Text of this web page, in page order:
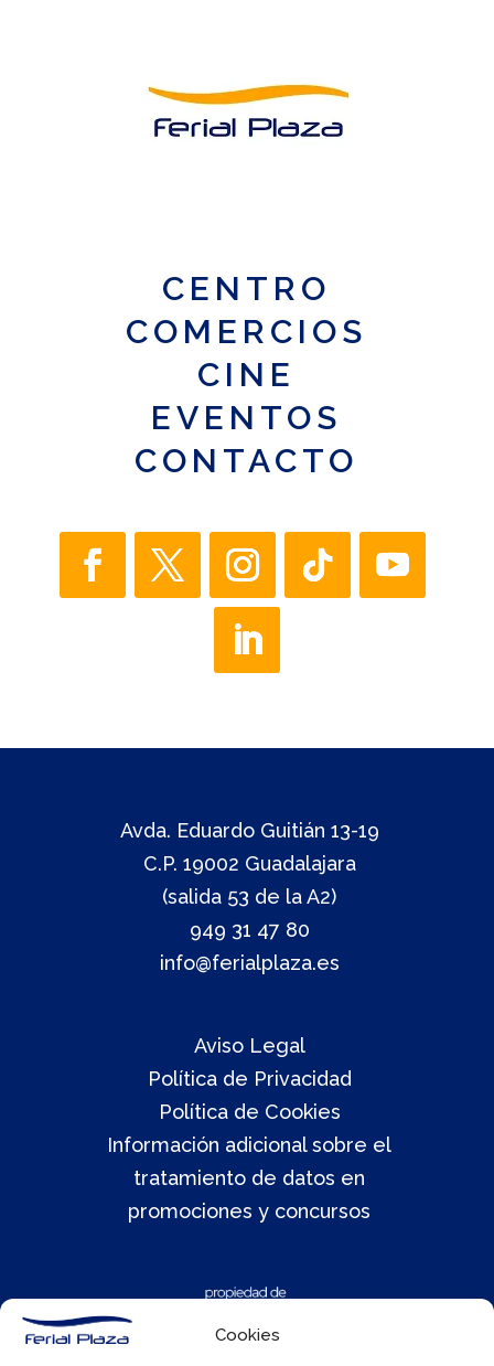
Cookies
CENTRO
COMERCIOS
CINE
EVENTOS
CONTACTO
Avda. Eduardo Guitián 13-19
C.P. 19002 Guadalajara
(salida 53 de la A2)
949 31 47 80
info@ferialplaza.es
Aviso Legal
Política de Privacidad
Política de Cookies
Información adicional sobre el
tratamiento de datos en
promociones y concursos